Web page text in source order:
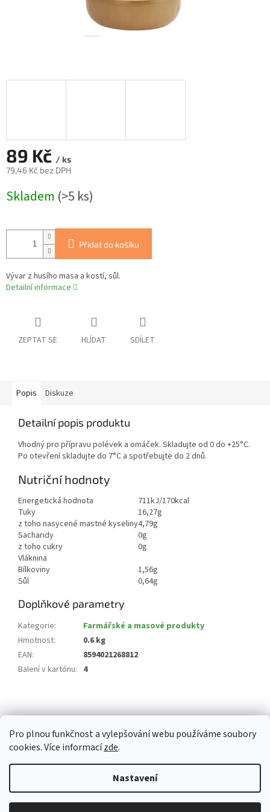
Pro plnou funkčnost a vylepšování webu používáme soubory
cookies. Více informacízde.
Nastavení
89 Kč / ks
79,46 Kč bez DPH
cena:
Skladem (>5 ks)
Přidat do košíku
Vývar z husího masa a kostí, sůl.
Detailní informace
ZEPTAT SE HLÍDAT SDÍLET
Popis Diskuze
Detailní popis produktu
Vhodný pro přípravu polévek a omáček. Skladujte od 0 do +25°C.
Po otevření skladujte do 7°C a spotřebujte do 2 dnů.
Nutriční hodnoty
Energetická hodnota
711kJ/170kcal
Tuky
16,27g
z toho nasycené mastné kyseliny4,79g
Sacharidy
0g
z toho cukry
0g
Vláknina
Bílkoviny
1,56g
Sůl
0,64g
Doplňkové parametry
Kategorie:
Farmářské a masové produkty
Hmotnost:
0.6 kg
EAN:
8594021268812
Balení v kartónu: 4
á
Copyright 2026Whitemarket.cz. Všechna práva vyhrazena.Upravit